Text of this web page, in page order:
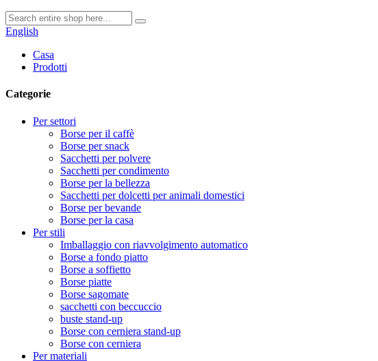
English
Casa
Prodotti
Categorie
Per settori
Borse per il caffè
Borse per snack
Sacchetti per polvere
Sacchetti per condimento
Borse per la bellezza
Sacchetti per dolcetti per animali domestici
Borse per bevande
Borse per la casa
Per stili
Imballaggio con riavvolgimento automatico
Borse a fondo piatto
Borse a soffietto
Borse piatte
Borse sagomate
sacchetti con beccuccio
buste stand-up
Borse con cerniera stand-up
Borse con cerniera
Per materiali